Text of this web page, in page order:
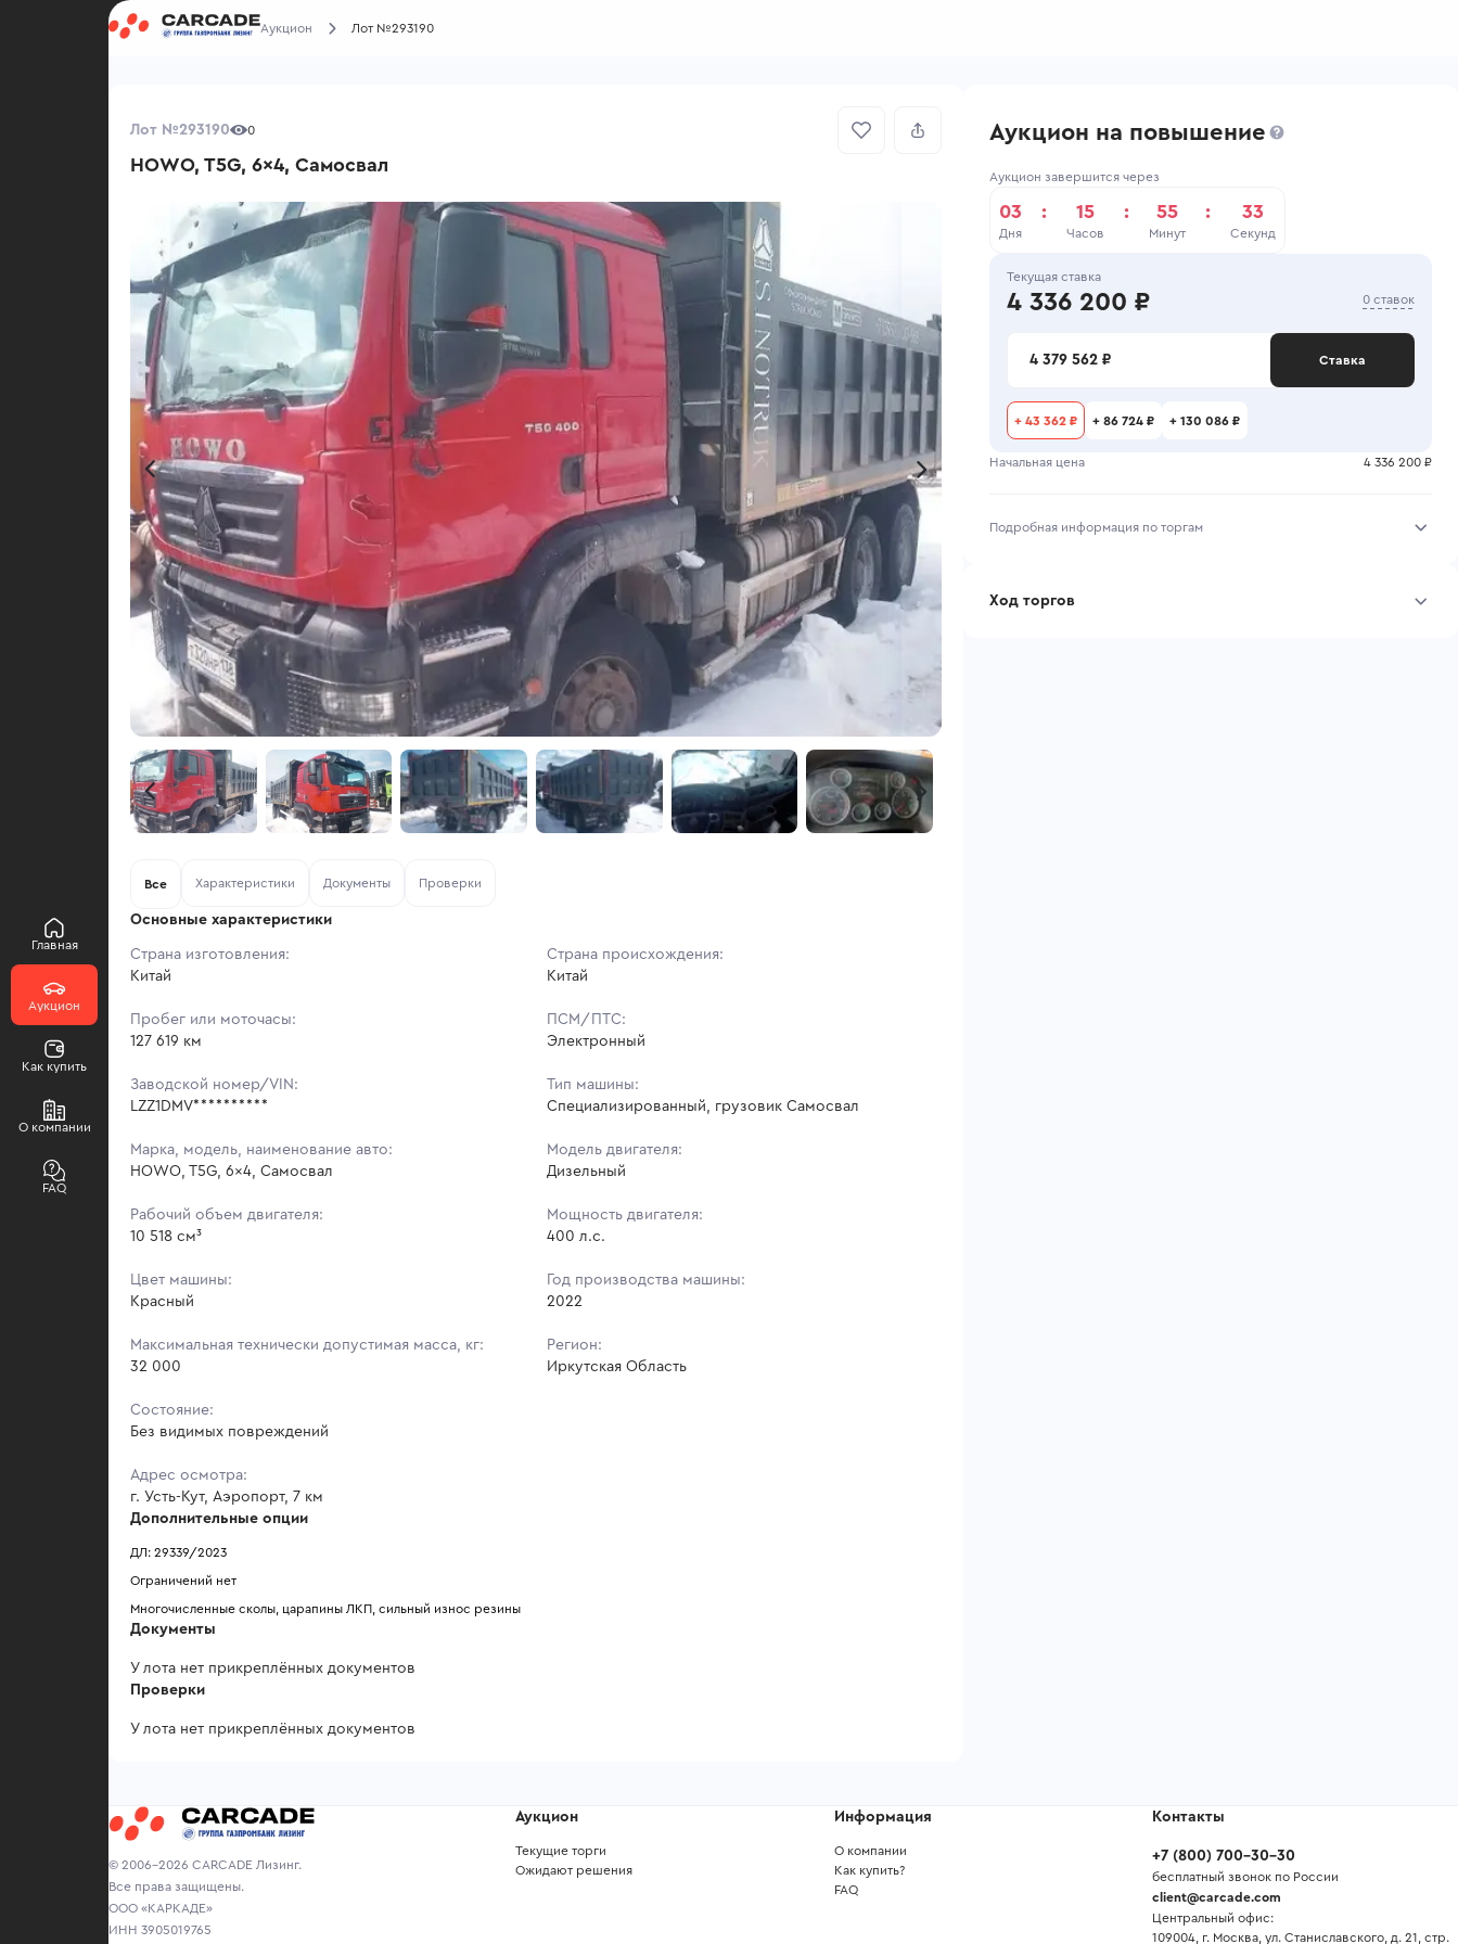
Главная
Аукцион
Как купить
О компании
FAQ
Аукцион Лот №293190
Лот №293190 0
HOWO, T5G, 6x4, Самосвал
Все Характеристики Документы Проверки
Основные характеристики
Страна изготовления:
Китай
Страна происхождения:
Китай
Пробег или моточасы:
127 619 км
ПСМ/ПТС:
Электронный
Заводской номер/VIN:
LZZ1DMV**********
Тип машины:
Специализированный, грузовик Самосвал
Марка, модель, наименование авто:
HOWO, T5G, 6x4, Самосвал
Модель двигателя:
Дизельный
Рабочий объем двигателя:
10 518 см³
Мощность двигателя:
400 л.с.
Цвет машины:
Красный
Год производства машины:
2022
Максимальная технически допустимая масса, кг:
32 000
Регион:
Иркутская Область
Состояние:
Без видимых повреждений
Адрес осмотра:
г. Усть-Кут, Аэропорт, 7 км
Дополнительные опции
ДЛ: 29339/2023
Ограничений нет
Многочисленные сколы, царапины ЛКП, сильный износ резины
Документы
У лота нет прикреплённых документов
Проверки
У лота нет прикреплённых документов
Аукцион на повышение
Аукцион завершится через
03
Дня
: 15
Часов
: 55
Минут
: 33
Секунд
Текущая ставка
4 336 200 ₽ 0 ставок
4 379 562 ₽ Ставка
+ 43 362 ₽ + 86 724 ₽ + 130 086 ₽
Начальная цена 4 336 200 ₽
Подробная информация по торгам
Ход торгов
© 2006-2026 CARCADE Лизинг.
Все права защищены.
ООО «КАРКАДЕ»
ИНН 3905019765
Аукцион
Текущие торги
Ожидают решения
Информация
О компании
Как купить?
FAQ
Контакты
+7 (800) 700-30-30
бесплатный звонок по России
client@carcade.com
Центральный офис:
109004, г. Москва, ул. Станиславского, д. 21, стр.